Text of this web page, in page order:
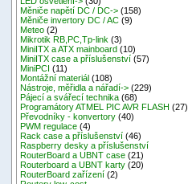
Měniče napětí DC / DC-> (158)
Měniče invertory DC / AC (9)
Meteo (2)
Mikrotik RB,PC,Tp-link (3)
MiniITX a ATX mainboard (10)
MiniITX case a příslušenství (57)
MiniPCI (11)
Montážní materiál (108)
Nástroje, měřidla a nářadí-> (229)
Pájecí a svářecí technika (68)
Programátory ATMEL PIC AVR FLASH (27)
Převodníky - konvertory (40)
PWM regulace (4)
Rack case a příslušenství (46)
Raspberry desky a příslušenství
RouterBoard a UBNT case (21)
Routerboard a UBNT karty (20)
RouterBoard zařízení (2)